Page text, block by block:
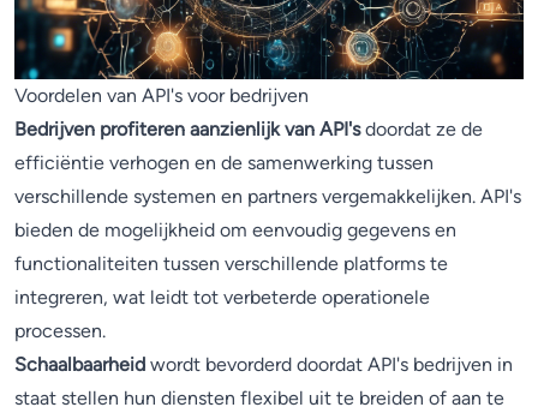
Voordelen van API's voor bedrijven
Bedrijven profiteren aanzienlijk van API'sdoordat ze de
efficiëntie verhogen en de samenwerking tussen
verschillende systemen en partners vergemakkelijken. API's
bieden de mogelijkheid om eenvoudig gegevens en
functionaliteiten tussen verschillende platforms te
integreren, wat leidt tot verbeterde operationele
processen.
Schaalbaarheid wordt bevorderd doordat API's bedrijven in
staat stellen hun diensten flexibel uit te breiden of aan te